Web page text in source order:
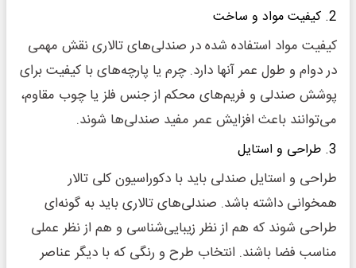
2. کیفیت مواد و ساخت
کیفیت مواد استفاده شده در صندلی‌های تالاری نقش مهمی
در دوام و طول عمر آنها دارد. چرم یا پارچه‌های با کیفیت برای
پوشش صندلی و فریم‌های محکم از جنس فلز یا چوب مقاوم،
می‌توانند باعث افزایش عمر مفید صندلی‌ها شوند.
3. طراحی و استایل
طراحی و استایل صندلی باید با دکوراسیون کلی تالار
همخوانی داشته باشد. صندلی‌های تالاری باید به گونه‌ای
طراحی شوند که هم از نظر زیبایی‌شناسی و هم از نظر عملی
مناسب فضا باشند. انتخاب طرح و رنگی که با دیگر عناصر